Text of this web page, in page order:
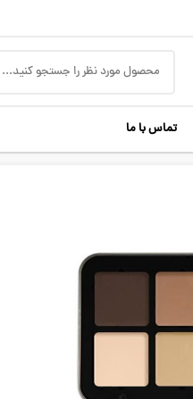
تماس با ما